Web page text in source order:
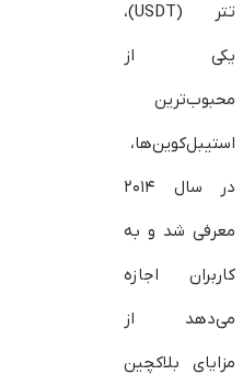
تتر (USDT)،
یکی از
محبوب‌ترین
استیبل‌کوین‌ها،
در سال ۲۰۱۴
معرفی شد و به
کاربران اجازه
می‌دهد از
مزایای بلاکچین